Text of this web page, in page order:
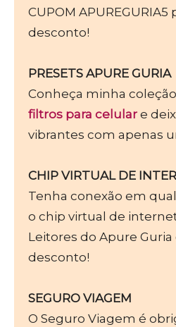
CUPOM APUREGURIA5
desconto!
PRESETS APURE GURIA
Conheça minha
filtros para celular e
vibrantes com apenas
CHIP VIRTUAL DE
Tenha conexão em
o chip virtual de
Leitores do Apure
desconto!
SEGURO VIAGEM
O Seguro Viagem é